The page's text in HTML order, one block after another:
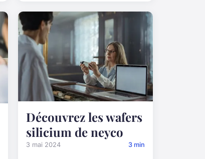
Découvrez les wafers
silicium de neyco
3 mai 2024 3 min